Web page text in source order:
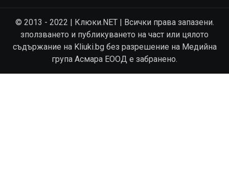
© 2013 - 2022 | Клюки.NET | Всички права запазени.
зползването и публикуването на част или цялото
съдържание на Kliuki.bg без разрешение на Медийна
група Асмара ЕООД е забранено.